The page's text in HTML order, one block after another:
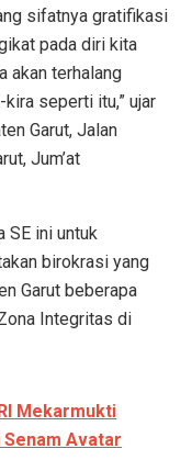
sifatnya gratifikasi
pada diri kita
akan terhalang
seperti itu,” ujar
Garut, Jalan
Jum’at
SE ini untuk
birokrasi yang
Garut beberapa
Integritas di
Mekarmukti
Avatar